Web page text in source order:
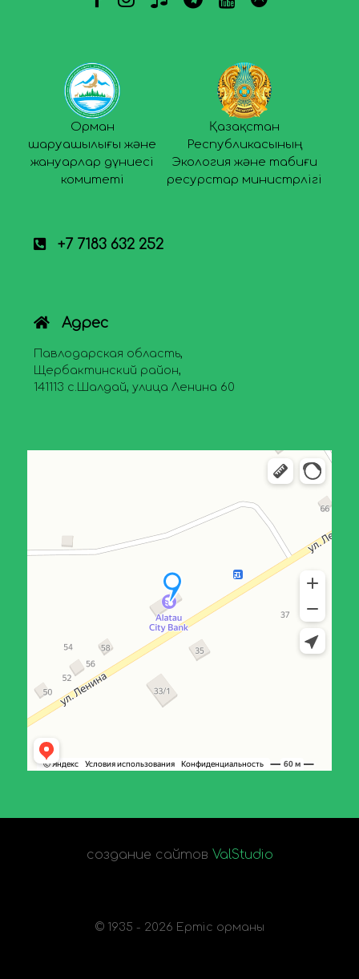
Орман
шаруашылығы және
жануарлар дүниесі
комитеті
Қазақстан
Республикасының
Экология және табиғи
ресурстар министрлігі
+7 7183 632 252
Адрес
Павлодарская область,
Щербактинский район,
141113 с.Шалдай, улица Ленина 60
создание сайтов ValStudio
© 1935 - 2026 Ертіс орманы